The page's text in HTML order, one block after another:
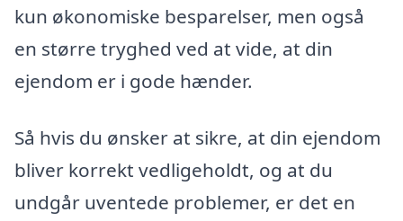
kun økonomiske besparelser, men også
en større tryghed ved at vide, at din
ejendom er i gode hænder.
Så hvis du ønsker at sikre, at din ejendom
bliver korrekt vedligeholdt, og at du
undgår uventede problemer, er det en